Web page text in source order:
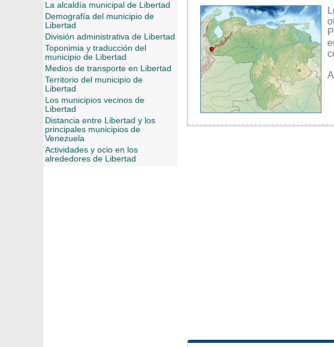
La alcaldía municipal de Libertad
Demografía del municipio de
Libertad
División administrativa de Libertad
Toponimia y traducción del
municipio de Libertad
Medios de transporte en Libertad
Territorio del municipio de
Libertad
Los municipios vecinos de
Libertad
Distancia entre Libertad y los
principales municipios de
Venezuela
Actividades y ocio en los
alrededores de Libertad